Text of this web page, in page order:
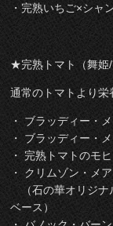
・完熟いちご×シ
★完熟トマト（舞姫/
通常のトマトより栄
・ ブラッディー
・ ブラッディー
・ 完熟トマトの
・ クリムゾン・
（石の華オリジナ
ベース）